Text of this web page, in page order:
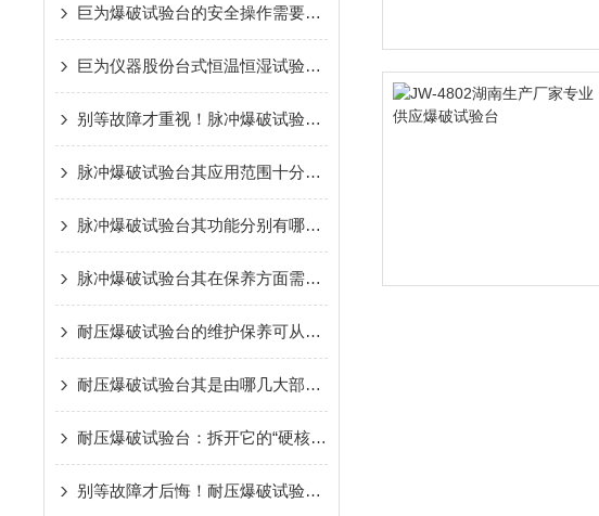
巨为爆破试验台的安全操作需要注意这些很重要的细节
巨为仪器股份台式恒温恒湿试验箱简介
别等故障才重视！脉冲爆破试验台的保养秘诀，早懂早避坑
脉冲爆破试验台其应用范围十分广泛
脉冲爆破试验台其功能分别有哪些呢？
脉冲爆破试验台其在保养方面需从以下方面入手
耐压爆破试验台的维护保养可从以下方面进行
耐压爆破试验台其是由哪几大部分组成的呢？
耐压爆破试验台：拆开它的“硬核骨架”，核心组成全解析
别等故障才后悔！耐压爆破试验台的保养要点，现在知道还不晚